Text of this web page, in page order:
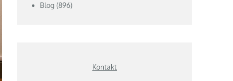
Blog (896)
Kontakt